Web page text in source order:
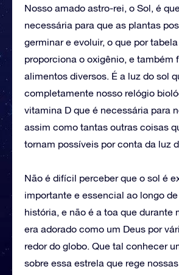
Nosso amado astro-rei, o Sol, é
necessária para que as plantas
germinar e evoluir, o que por
proporciona o oxigênio, e também
alimentos diversos. É a luz do sol
completamente nosso relógio
vitamina D que é necessária para
assim como tantas outras coisas
tornam possíveis por conta da luz
Não é difícil perceber que o sol é
importante e essencial ao longo
história, e não é a toa que durante
era adorado como um Deus por
redor do globo. Que tal conhecer
sobre essa estrela que rege